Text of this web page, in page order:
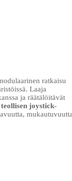
ratkaisu
Laaja
ja räätälöitävät
teollisen joystick-